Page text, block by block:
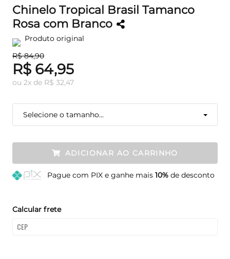
Chinelo Tropical Brasil Tamanco
Rosa com Branco
Produto original
R$ 84,90
R$ 64,95
ou 2x de R$ 32,47
Selecione o tamanho...
ADICIONAR AO CARRINHO
Pague com PIX e ganhe mais 10%de desconto
Calcular frete